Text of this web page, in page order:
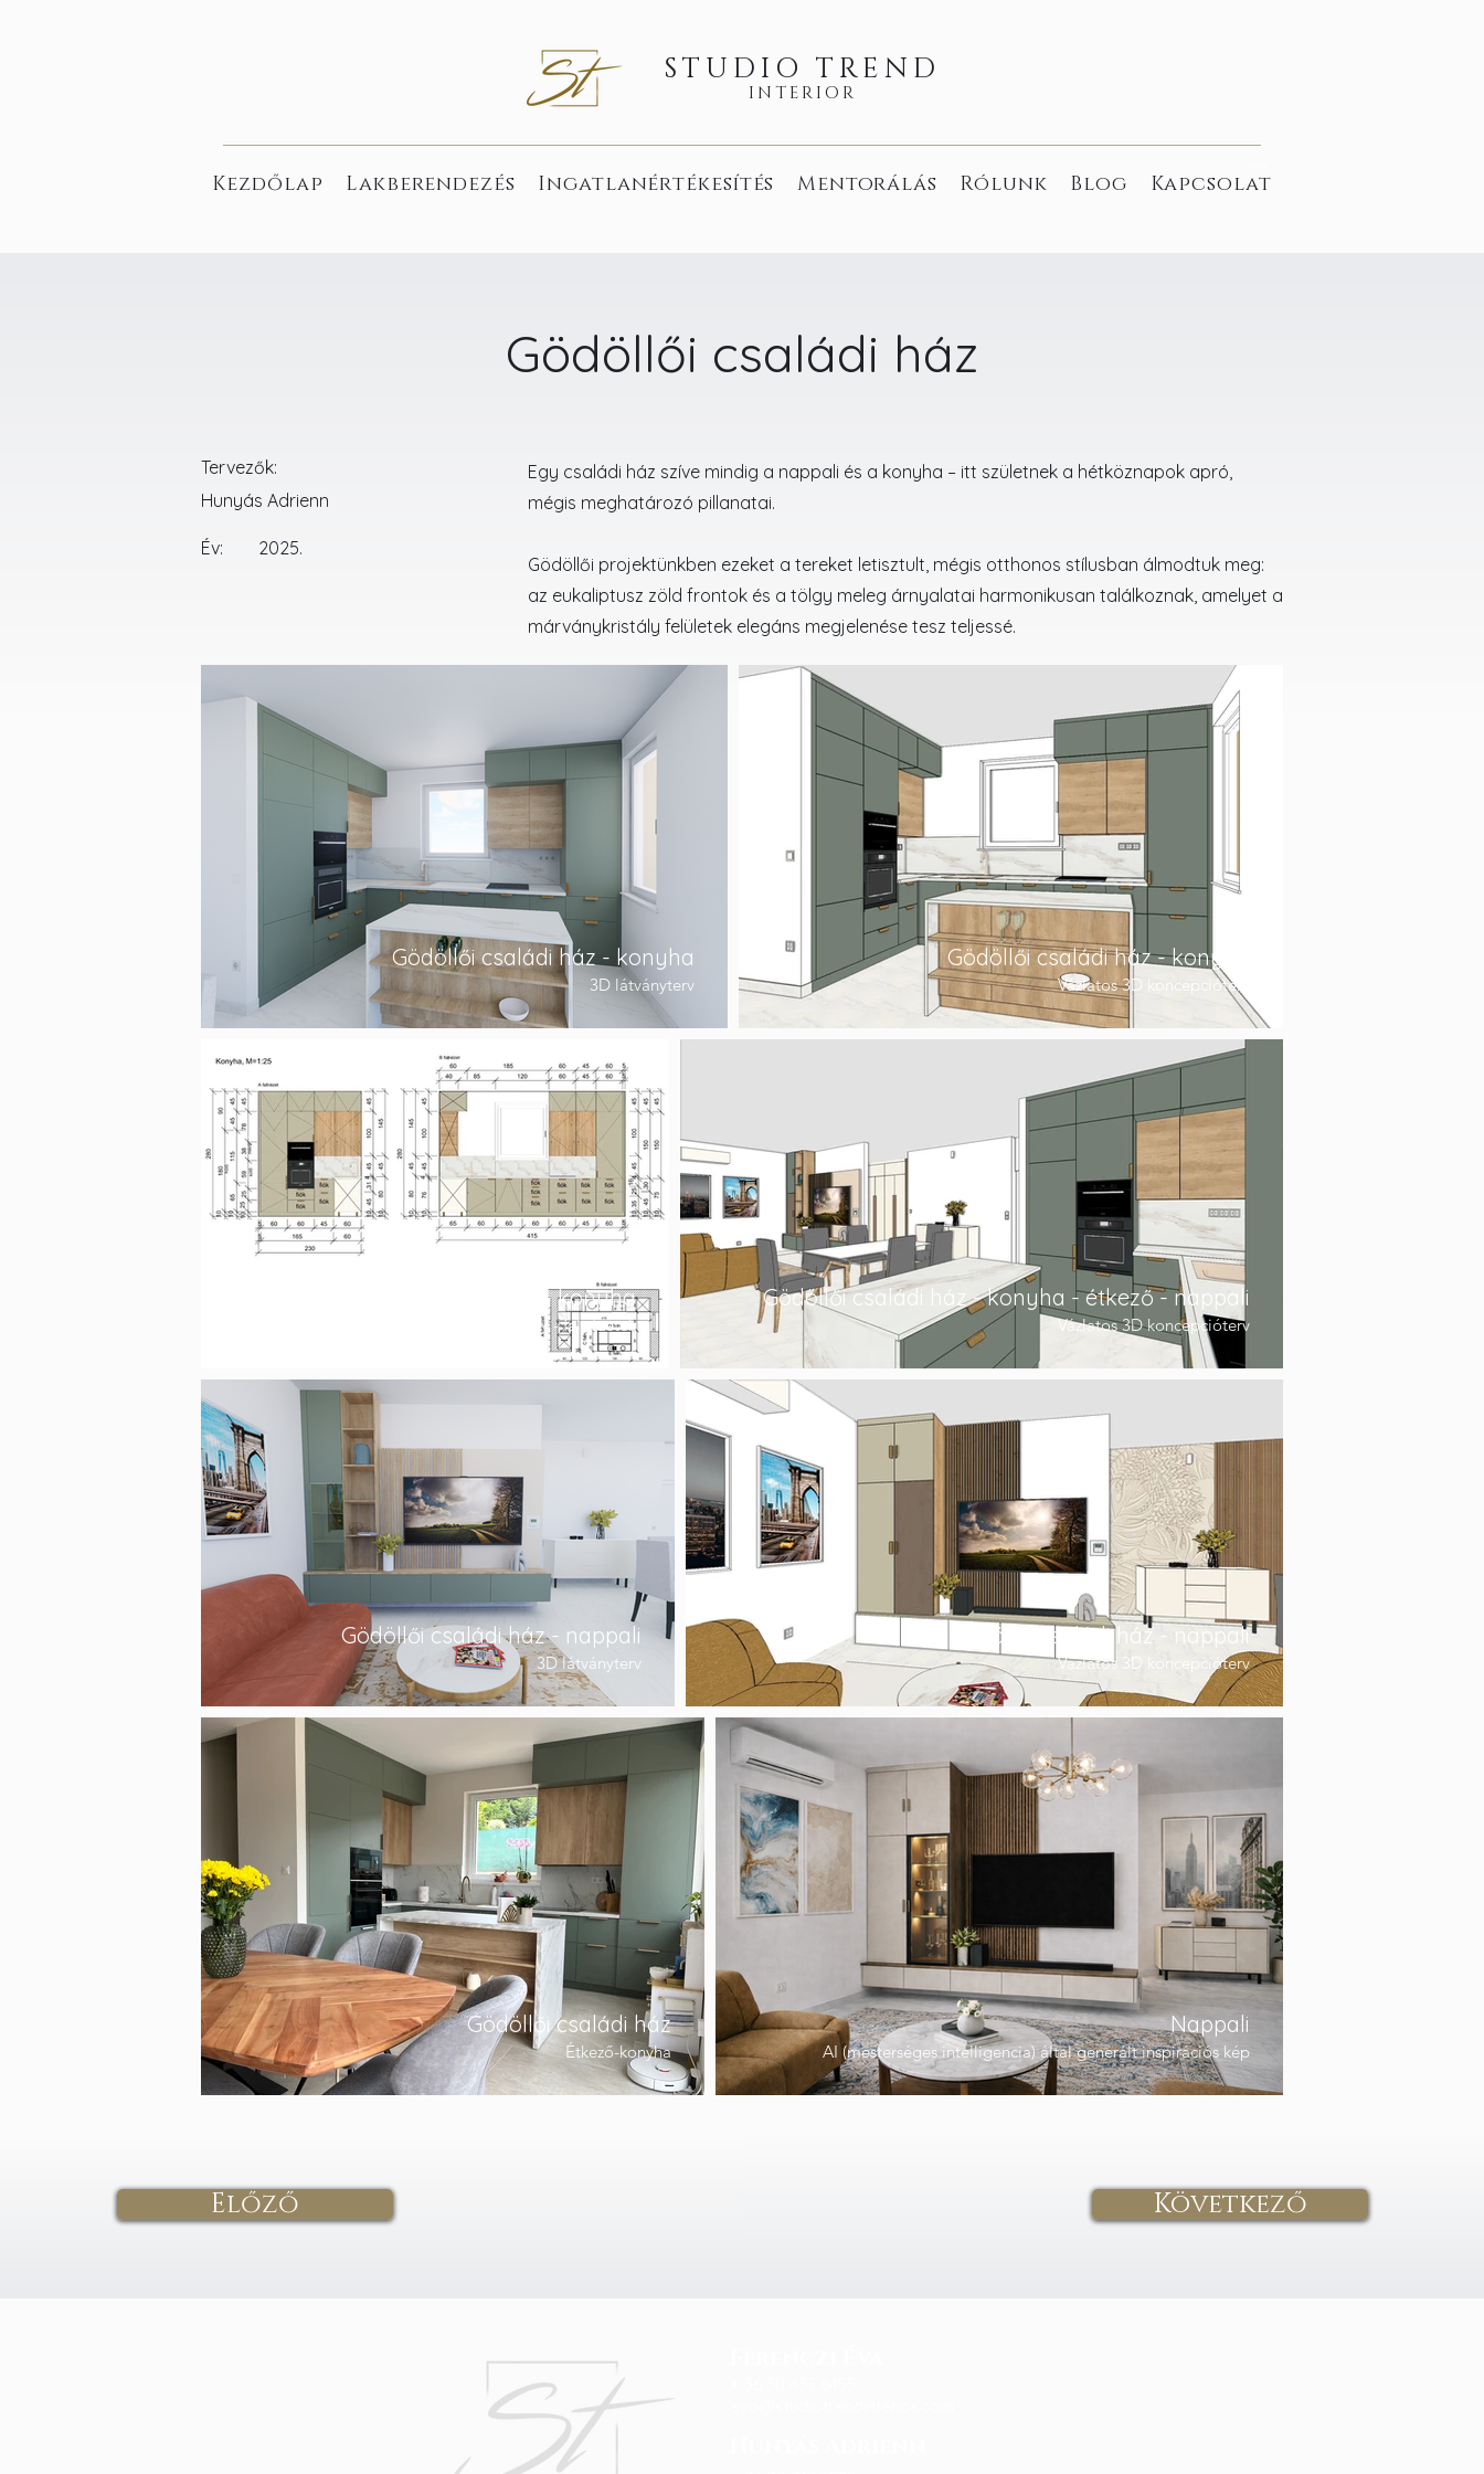
STUDIO TREND
INTERIOR
Kezdőlap Lakberendezés Ingatlanértékesítés Mentorálás Rólunk Blog Kapcsolat
Gödöllői családi ház
Tervezők:
Hunyás Adrienn
Év: 2025.
Egy családi ház szíve mindig a nappali és a konyha – itt születnek a hétköznapok apró,
mégis meghatározó pillanatai.
Gödöllői projektünkben ezeket a tereket letisztult, mégis otthonos stílusban álmodtuk meg:
az eukaliptusz zöld frontok és a tölgy meleg árnyalatai harmonikusan találkoznak, amelyet a
márványkristály felületek elegáns megjelenése tesz teljessé.
Gödöllői családi ház - konyha
3D látványterv
Gödöllői családi ház - konyha
Vázlatos 3D koncepcióterv
Gödöllői családi ház - konyha
Bútorterv - falnézetek
Gödöllői családi ház - konyha - étkező - nappali
Vázlatos 3D koncepcióterv
Gödöllői családi ház - nappali
3D látványterv
Gödöllői családi ház - nappali
Vázlatos 3D koncepcióterv
Gödöllői családi ház
Étkező-konyha
Nappali
AI (mesterséges intelligencia) által generált inspirációs kép
Előző Következő